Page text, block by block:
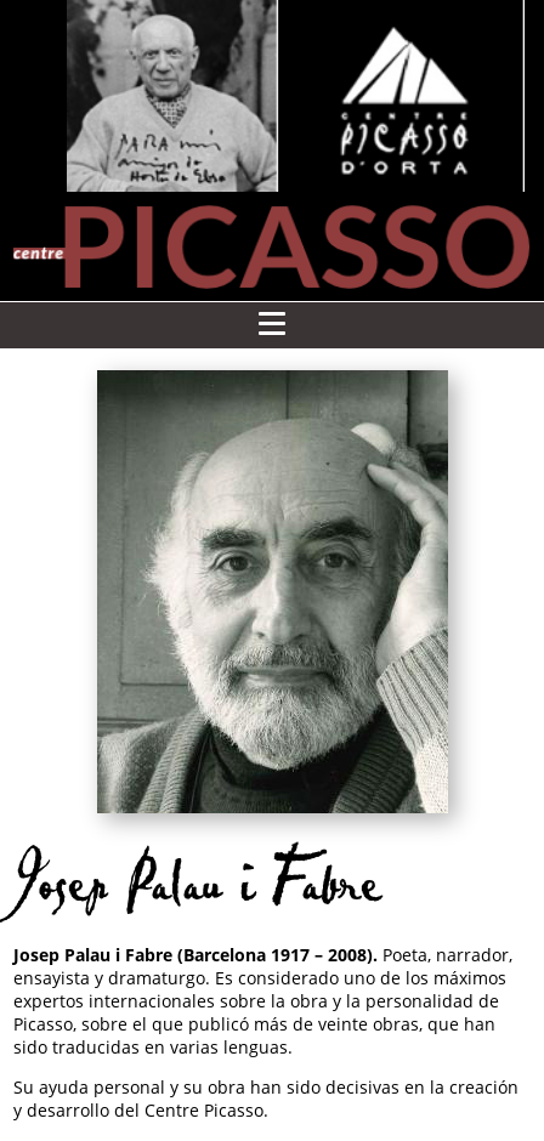
Josep Palau i Fabre
Josep Palau i Fabre (Barcelona 1917 – 2008). Poeta, narrador,
ensayista y dramaturgo. Es considerado uno de los máximos
expertos internacionales sobre la obra y la personalidad de
Picasso, sobre el que publicó más de veinte obras, que han
sido traducidas en varias lenguas.
Su ayuda personal y su obra han sido decisivas en la creación
y desarrollo del Centre Picasso.